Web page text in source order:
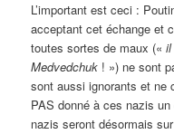
L’important est ceci :
acceptant cet échange et
toutes sortes de maux («il
Medvedchuk ! ») ne sont
sont aussi ignorants et ne
PAS donné à ces nazis
nazis seront désormais